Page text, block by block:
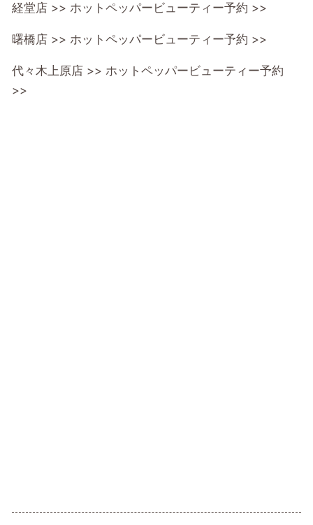
経堂店 >> ホットペッパービューティー予約 >>
曙橋店 >> ホットペッパービューティー予約 >>
代々木上原店 >> ホットペッパービューティー予約
>>